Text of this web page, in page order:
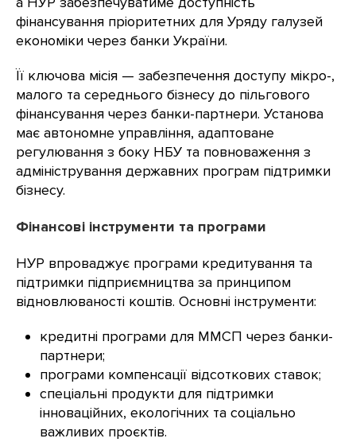
фінансування пріоритетних для Уряду галузей
економіки через банки України.
Її ключова місія — забезпечення доступу мікро-,
малого та середнього бізнесу до пільгового
фінансування через банки-партнери. Установа
має автономне управління, адаптоване
регулювання з боку НБУ та повноваження з
адміністрування державних програм підтримки
бізнесу.
Фінансові інструменти та програми
НУР впроваджує програми кредитування та
підтримки підприємництва за принципом
відновлюваності коштів. Основні інструменти:
кредитні програми для ММСП через банки-
партнери;
програми компенсації відсоткових ставок;
спеціальні продукти для підтримки
інноваційних, екологічних та соціально
важливих проєктів.